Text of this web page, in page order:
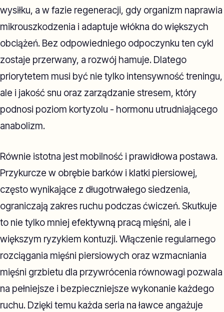
wysiłku, a w fazie regeneracji, gdy organizm naprawia
mikrouszkodzenia i adaptuje włókna do większych
obciążeń. Bez odpowiedniego odpoczynku ten cykl
zostaje przerwany, a rozwój hamuje. Dlatego
priorytetem musi być nie tylko intensywność treningu,
ale i jakość snu oraz zarządzanie stresem, który
podnosi poziom kortyzolu - hormonu utrudniającego
anabolizm.
Równie istotna jest mobilność i prawidłowa postawa.
Przykurcze w obrębie barków i klatki piersiowej,
często wynikające z długotrwałego siedzenia,
ograniczają zakres ruchu podczas ćwiczeń. Skutkuje
to nie tylko mniej efektywną pracą mięśni, ale i
większym ryzykiem kontuzji. Włączenie regularnego
rozciągania mięśni piersiowych oraz wzmacniania
mięśni grzbietu dla przywrócenia równowagi pozwala
na pełniejsze i bezpieczniejsze wykonanie każdego
ruchu. Dzięki temu każda seria na ławce angażuje